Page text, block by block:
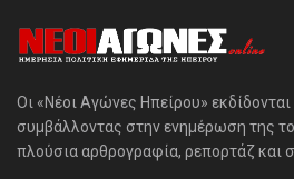
Οι «Νέοι Αγώνες Ηπείρου»
συμβάλλοντας στην ενημέρωση της
πλούσια αρθρογραφία, ρεπορτάζ και